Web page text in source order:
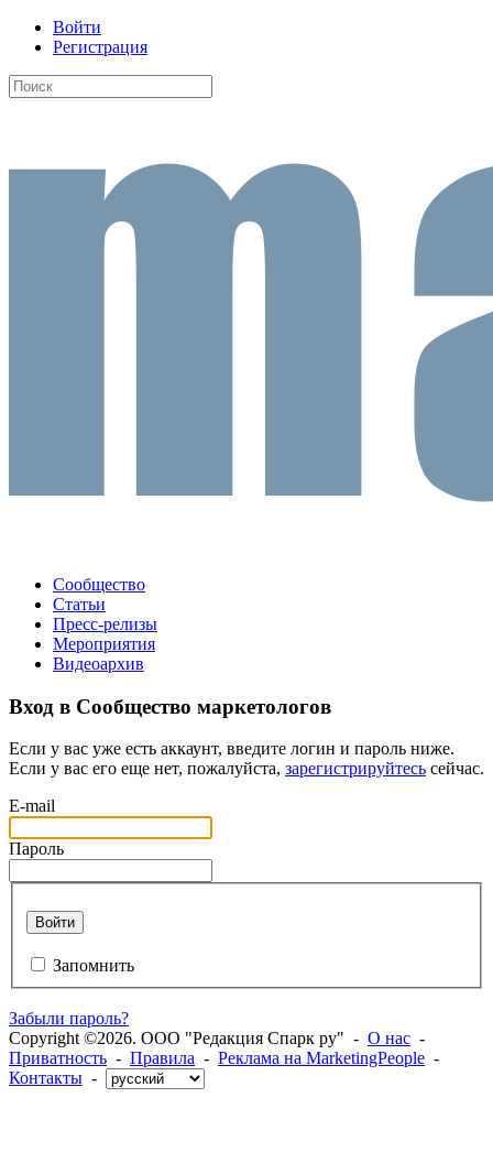
Войти
Регистрация
Сообщество
Статьи
Пресс-релизы
Мероприятия
Видеоархив
Вход в Сообщество маркетологов
Если у вас уже есть аккаунт, введите логин и пароль ниже.
Если у вас его еще нет, пожалуйста, зарегистрируйтесь сейчас.
E-mail
Пароль
Войти
Запомнить
Забыли пароль?
Copyright ©2026. ООО "Редакция Спарк ру" - О нас -
Приватность - Правила - Реклама на MarketingPeople -
Контакты -